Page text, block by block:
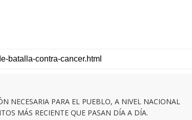
NECESARIA PARA EL PUEBLO, A NIVEL NACIONAL
MÁS RECIENTE QUE PASAN DÍA A DÍA.